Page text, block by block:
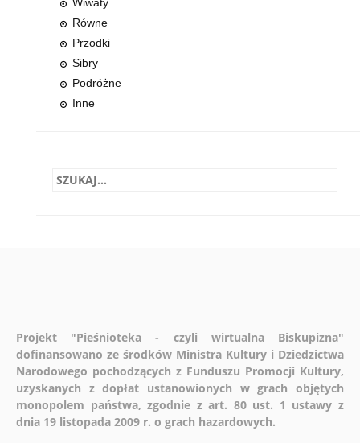
Równe
Przodki
Sibry
Podróżne
Inne
Projekt "Pieśnioteka - czyli wirtualna Biskupizna"
dofinansowano ze środków Ministra Kultury i Dziedzictwa
Narodowego pochodzących z Funduszu Promocji Kultury,
uzyskanych z dopłat ustanowionych w grach objętych
monopolem państwa, zgodnie z art. 80 ust. 1 ustawy z
dnia 19 listopada 2009 r. o grach hazardowych.